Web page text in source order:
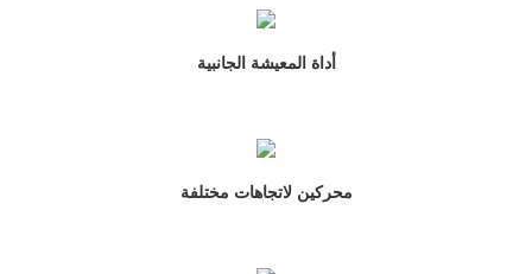
أداة المعيشة الجانبية
محركين لاتجاهات مختلفة